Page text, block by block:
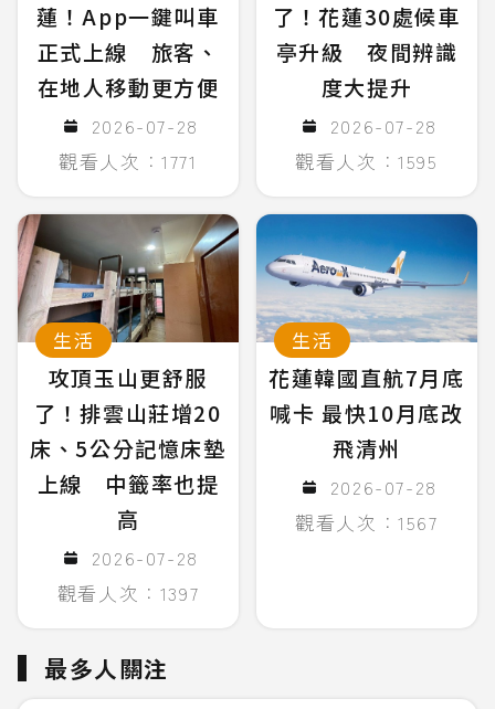
蓮！App一鍵叫車
正式上線 旅客、
在地人移動更方便
2026-07-28
觀看人次：1771
了！花蓮30處候車
亭升級 夜間辨識
度大提升
2026-07-28
觀看人次：1595
生活
攻頂玉山更舒服
了！排雲山莊增20
床、5公分記憶床墊
上線 中籤率也提
高
2026-07-28
觀看人次：1397
生活
花蓮韓國直航7月底
喊卡 最快10月底改
飛清州
2026-07-28
觀看人次：1567
最多人關注